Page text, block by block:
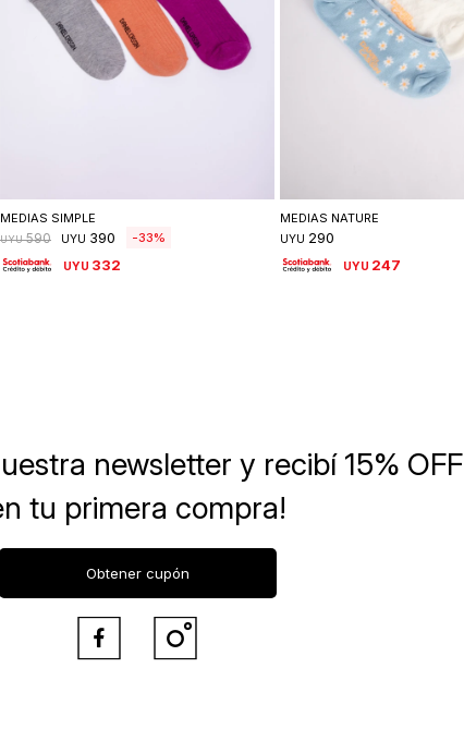
MEDIAS SIMPLE
UYU 590 UYU 390 33
UYU 332
MEDIAS NATURE
UYU 290
UYU 247
newsletter y recibí 15% OFF
tu primera compra!
Obtener cupón
 